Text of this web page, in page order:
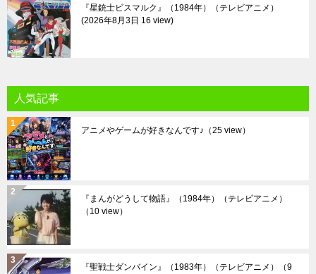
『星銃士ビスマルク』（1984年）（テレビアニメ）
2026年8月3日 16 view
人気記事
アニメやゲームが好きなんです♪ （25 view）
『まんがどうして物語』（1984年）（テレビアニメ）
（10 view）
『聖戦士ダンバイン』（1983年）（テレビアニメ）
（9